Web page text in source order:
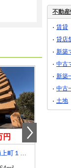
円
香川県高松市楠上町１丁目
不動産
賃貸
貸店
新築
中古
新築
中古
土地